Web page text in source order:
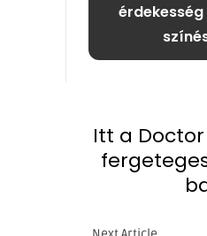
Itt a